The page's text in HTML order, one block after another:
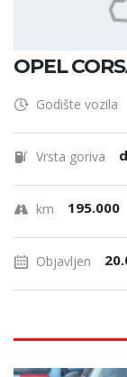
OPEL
Godište vozila
Vrsta goriva
km 195.000
Objavljen